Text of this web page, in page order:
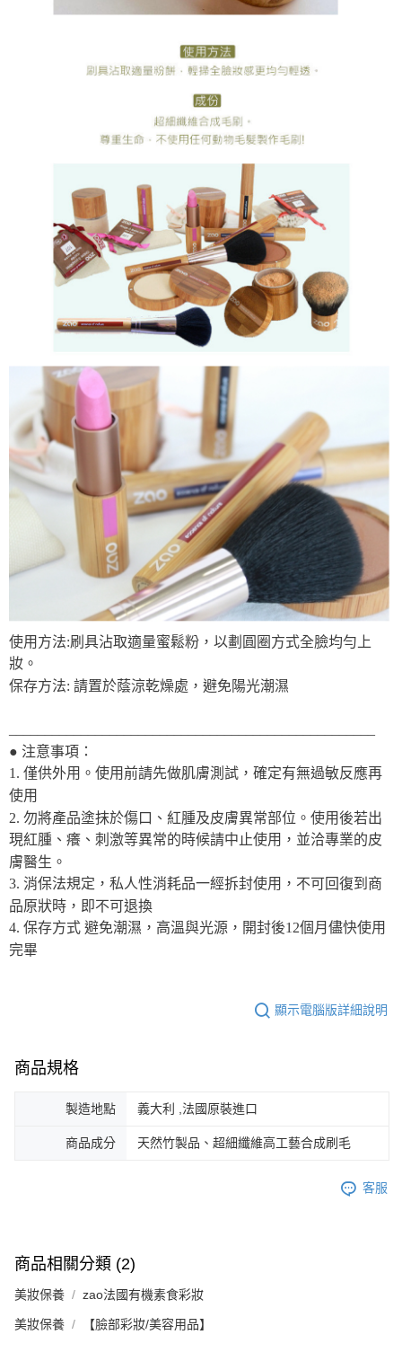
使用方法:刷具沾取適量蜜鬆粉，以劃圓圈方式全臉均勻上
妝。
保存方法: 請置於蔭涼乾燥處，避免陽光潮濕
● 注意事項：
1. 僅供外用。使用前請先做肌膚測試，確定有無過敏反應再
使用
2. 勿將產品塗抹於傷口、紅腫及皮膚異常部位。使用後若出
現紅腫、癢、刺激等異常的時候請中止使用，並洽專業的皮
膚醫生。
3. 消保法規定，私人性消耗品一經拆封使用，不可回復到商
品原狀時，即不可退換
4. 保存方式 避免潮濕，高溫與光源，開封後12個月儘快使用
完畢
顯示電腦版詳細說明
商品規格
製造地點 義大利 ,法國原裝進口
商品成分 天然竹製品、超細纖維高工藝合成刷毛
客服
商品相關分類 (2)
美妝保養 zao法國有機素食彩妝
美妝保養 【臉部彩妝/美容用品】